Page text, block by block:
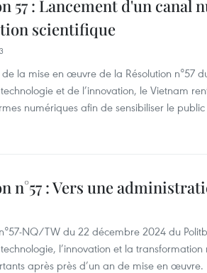
57 : Lancement d'un canal
scientifique
la mise en œuvre de la Résolution n°57
et de l’innovation, le Vietnam
numériques afin de sensibiliser le
n°57 : Vers une
NQ/TW du 22 décembre 2024 du
l’innovation et la
après près d’un an de mise en œuvre.